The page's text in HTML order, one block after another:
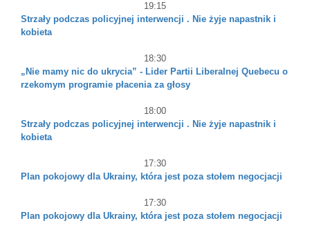
19:15
Strzały podczas policyjnej interwencji . Nie żyje napastnik i
kobieta
18:30
„Nie mamy nic do ukrycia” - Lider Partii Liberalnej Quebecu o
rzekomym programie płacenia za głosy
18:00
Strzały podczas policyjnej interwencji . Nie żyje napastnik i
kobieta
17:30
Plan pokojowy dla Ukrainy, która jest poza stołem negocjacji
17:30
Plan pokojowy dla Ukrainy, która jest poza stołem negocjacji